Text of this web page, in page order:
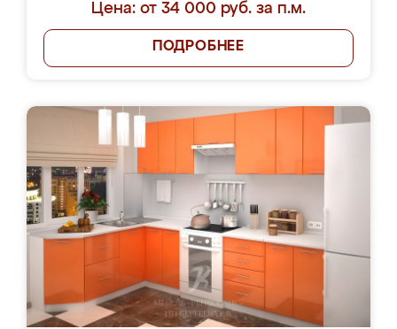
Цена: от 34 000 руб. за п.м.
ПОДРОБНЕЕ